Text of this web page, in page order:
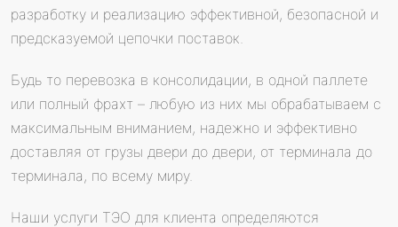
разработку и реализацию эффективной, безопасной и
предсказуемой цепочки поставок.
Будь то перевозка в консолидации, в одной паллете
или полный фрахт – любую из них мы обрабатываем с
максимальным вниманием, надежно и эффективно
доставляя от грузы двери до двери, от терминала до
терминала, по всему миру.
Наши услуги ТЭО для клиента определяются